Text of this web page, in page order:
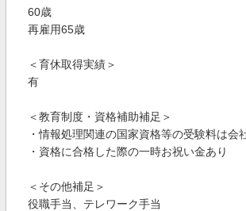
60歳
再雇用65歳
＜育休取得実績＞
有
＜教育制度・資格補助補足＞
・情報処理関連の国家資格等の受験料は会
・資格に合格した際の一時お祝い金あり
＜その他補足＞
役職手当、テレワーク手当